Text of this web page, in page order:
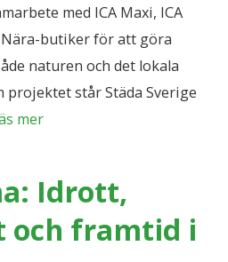
med ICA Maxi, ICA
Nära-butiker för att göra
naturen och det lokala
står Städa Sverige
mer
Idrott,
och framtid i